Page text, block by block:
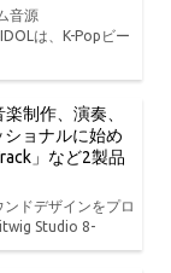
音源
は、K-Popビー
制作、演奏、
ョナルに始め
」など2製品
ドデザインをプロ
Studio 8-